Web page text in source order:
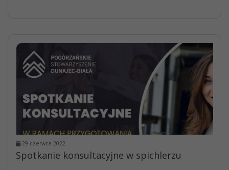
29 czerwca 2022
Spotkanie konsultacyjne w spichlerzu